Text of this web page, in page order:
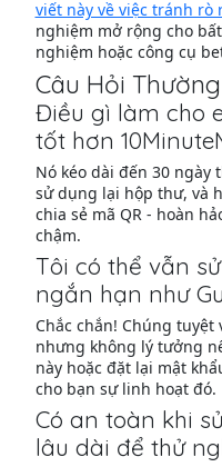
viết này về việc tránh rò
nghiệm mở rộng cho
nghiệm hoặc công cụ
Câu Hỏi
Điều gì làm cho
tốt hơn
Nó kéo dài đến 30 ngày
sử dụng lại hộp thư, và
chia sẻ mã QR - hoàn
chậm.
Tôi có thể vẫn
ngắn hạn như
Chắc chắn! Chúng
nhưng không lý tưởng
này hoặc đặt lại mật
cho bạn sự linh hoạt đó.
Có an toàn khi
lâu dài để thử